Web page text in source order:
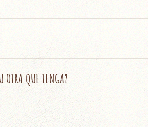
OTRA QUE TENGA?